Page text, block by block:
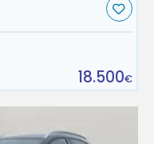
18.500€